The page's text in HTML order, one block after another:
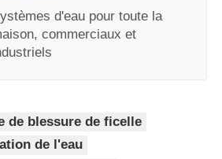
d'eau pour toute la
commerciaux et
de blessure de ficelle
de l'eau